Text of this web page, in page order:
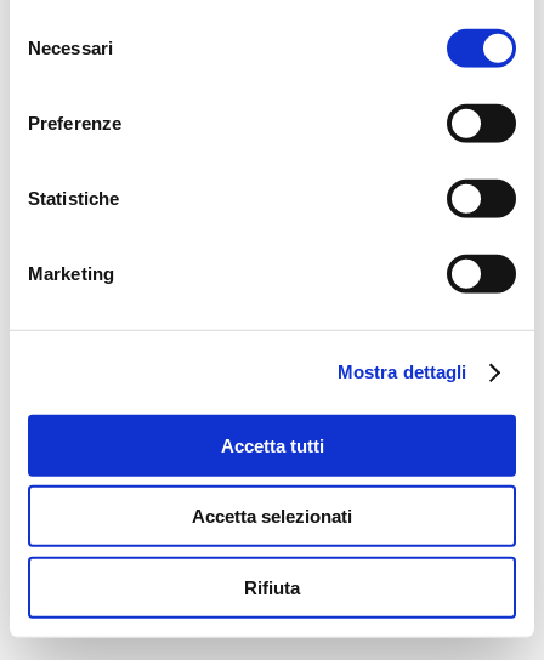
delNecessari
Preferenze
Statistiche
Marketing
Mostra dettagli
Accetta tutti
Accetta selezionati
Rifiuta